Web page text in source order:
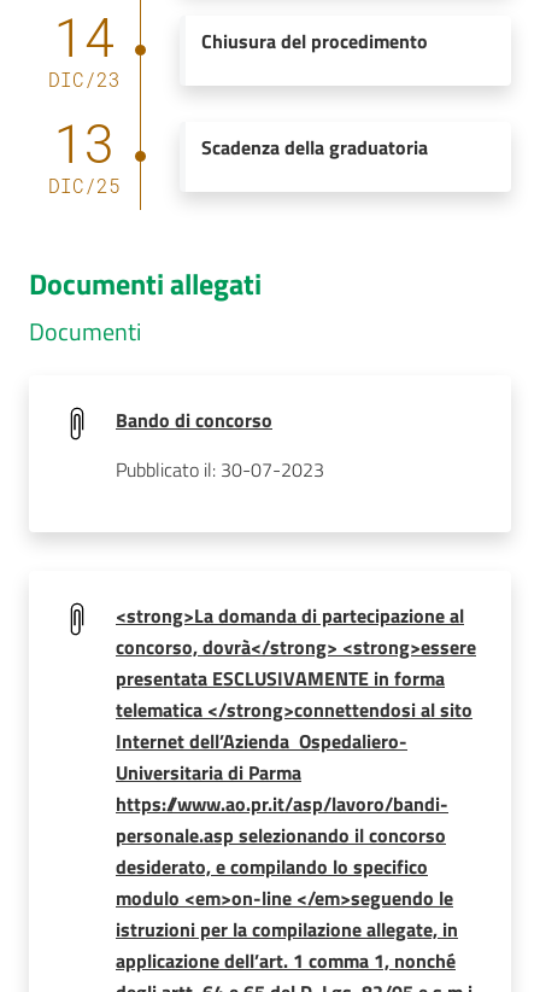
14
DIC/23
Chiusura del procedimento
13
DIC/25
Scadenza della graduatoria
Documenti allegati
Documenti
Bando di concorso
Pubblicato il: 30-07-2023
<strong>La domanda di partecipazione al
concorso, dovrà</strong> <strong>essere
presentata ESCLUSIVAMENTE in forma
telematica </strong>connettendosi al sito
Internet dell’Azienda Ospedaliero-
Universitaria di Parma
https://www.ao.pr.it/asp/lavoro/bandi-
personale.asp selezionando il concorso
desiderato, e compilando lo specifico
modulo <em>on-line </em>seguendo le
istruzioni per la compilazione allegate, in
applicazione dell’art. 1 comma 1, nonché